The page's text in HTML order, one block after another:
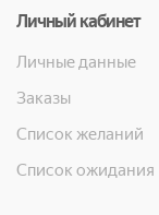
Личный кабинет
Личные данные
Заказы
Список желаний
Список ожидания